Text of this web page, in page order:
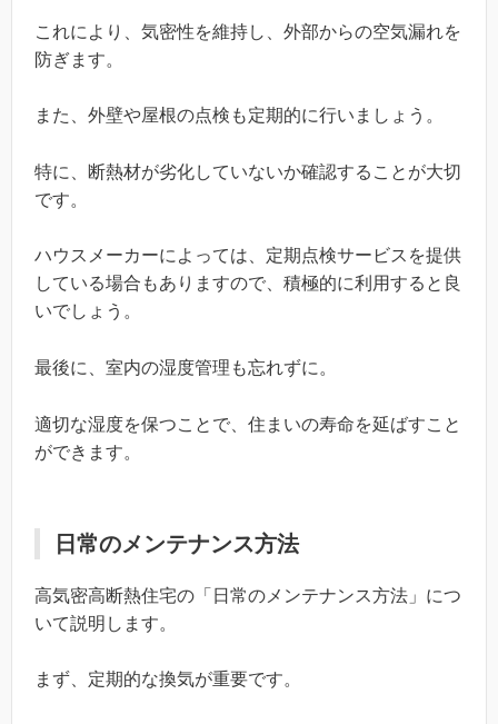
これにより、気密性を維持し、外部からの空気漏れを
防ぎます。
また、外壁や屋根の点検も定期的に行いましょう。
特に、断熱材が劣化していないか確認することが大切
です。
ハウスメーカーによっては、定期点検サービスを提供
している場合もありますので、積極的に利用すると良
いでしょう。
最後に、室内の湿度管理も忘れずに。
適切な湿度を保つことで、住まいの寿命を延ばすこと
ができます。
日常のメンテナンス方法
高気密高断熱住宅の「日常のメンテナンス方法」につ
いて説明します。
まず、定期的な換気が重要です。